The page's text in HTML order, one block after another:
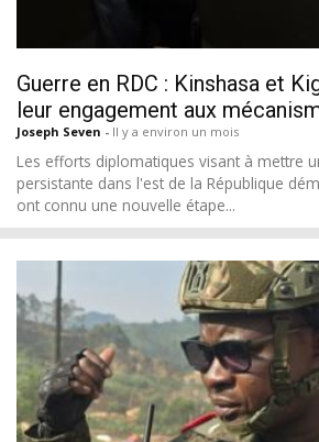
Guerre en RDC : Kinshasa et
leur engagement aux
Joseph Seven - Il y a environ un mois
Les efforts diplomatiques visant à mettre
persistante dans l'est de la République
ont connu une nouvelle étape...